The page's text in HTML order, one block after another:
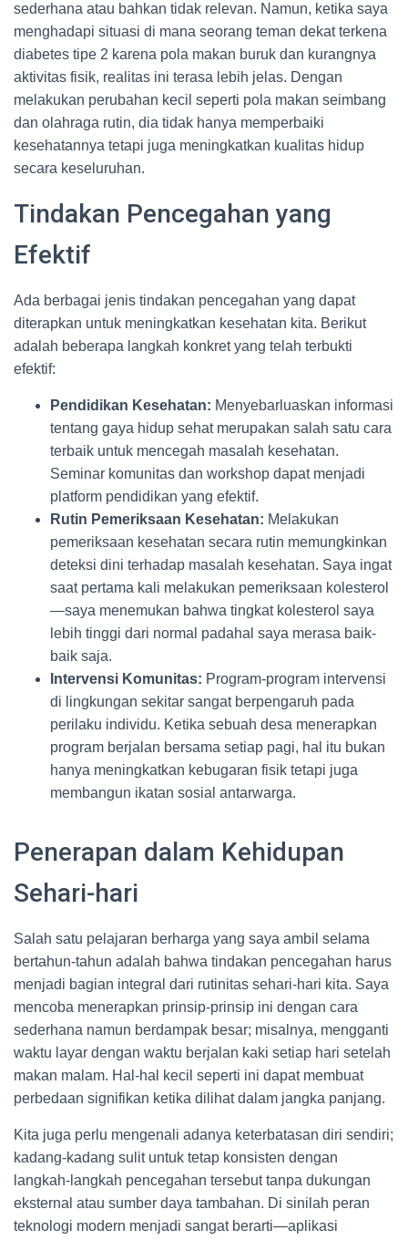
sederhana atau bahkan tidak relevan. Namun, ketika saya
menghadapi situasi di mana seorang teman dekat terkena
diabetes tipe 2 karena pola makan buruk dan kurangnya
aktivitas fisik, realitas ini terasa lebih jelas. Dengan
melakukan perubahan kecil seperti pola makan seimbang
dan olahraga rutin, dia tidak hanya memperbaiki
kesehatannya tetapi juga meningkatkan kualitas hidup
secara keseluruhan.
Tindakan Pencegahan yang
Efektif
Ada berbagai jenis tindakan pencegahan yang dapat
diterapkan untuk meningkatkan kesehatan kita. Berikut
adalah beberapa langkah konkret yang telah terbukti
efektif:
Pendidikan Kesehatan: Menyebarluaskan informasi
tentang gaya hidup sehat merupakan salah satu cara
terbaik untuk mencegah masalah kesehatan.
Seminar komunitas dan workshop dapat menjadi
platform pendidikan yang efektif.
Rutin Pemeriksaan Kesehatan: Melakukan
pemeriksaan kesehatan secara rutin memungkinkan
deteksi dini terhadap masalah kesehatan. Saya ingat
saat pertama kali melakukan pemeriksaan kolesterol
—saya menemukan bahwa tingkat kolesterol saya
lebih tinggi dari normal padahal saya merasa baik-
baik saja.
Intervensi Komunitas: Program-program intervensi
di lingkungan sekitar sangat berpengaruh pada
perilaku individu. Ketika sebuah desa menerapkan
program berjalan bersama setiap pagi, hal itu bukan
hanya meningkatkan kebugaran fisik tetapi juga
membangun ikatan sosial antarwarga.
Penerapan dalam Kehidupan
Sehari-hari
Salah satu pelajaran berharga yang saya ambil selama
bertahun-tahun adalah bahwa tindakan pencegahan harus
menjadi bagian integral dari rutinitas sehari-hari kita. Saya
mencoba menerapkan prinsip-prinsip ini dengan cara
sederhana namun berdampak besar; misalnya, mengganti
waktu layar dengan waktu berjalan kaki setiap hari setelah
makan malam. Hal-hal kecil seperti ini dapat membuat
perbedaan signifikan ketika dilihat dalam jangka panjang.
Kita juga perlu mengenali adanya keterbatasan diri sendiri;
kadang-kadang sulit untuk tetap konsisten dengan
langkah-langkah pencegahan tersebut tanpa dukungan
eksternal atau sumber daya tambahan. Di sinilah peran
teknologi modern menjadi sangat berarti—aplikasi